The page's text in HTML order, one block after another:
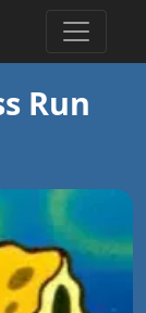
Run